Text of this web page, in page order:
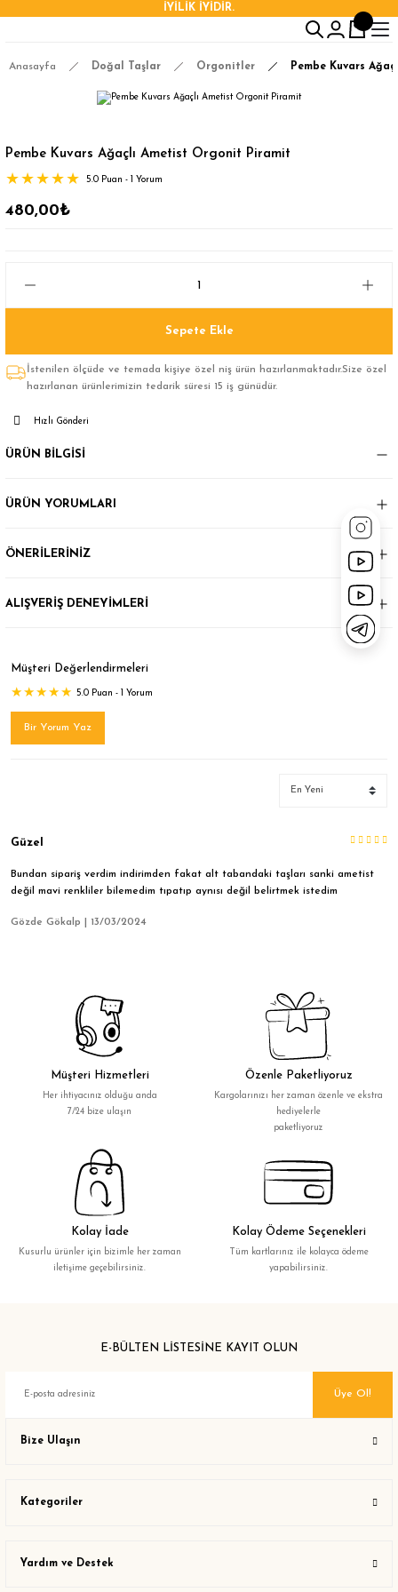
İYİLİK İYİDİR.
Anasayfa Doğal Taşlar Orgonitler Pembe Kuvars
Pembe Kuvars Ağaçlı Ametist Orgonit Piramit
5.0 Puan - 1 Yorum
480,00₺
Sepete Ekle
İstenilen ölçüde ve temada kişiye özel niş ürün hazırlanmaktadır.Size özel
hazırlanan ürünlerimizin tedarik süresi 15 iş günüdür.
Hızlı Gönderi
ÜRÜN BİLGİSİ
ÜRÜN YORUMLARI
ÖNERİLERİNİZ
ALIŞVERİŞ DENEYİMLERİ
Müşteri Değerlendirmeleri
5.0 Puan - 1 Yorum
Bir Yorum Yaz
Güzel
Bundan sipariş verdim indirimden fakat alt tabandaki taşları sanki ametist
değil mavi renkliler bilemedim tıpatıp aynısı değil belirtmek istedim
Gözde Gökalp | 13/03/2024
Müşteri Hizmetleri
Her ihtiyacınız olduğu anda
7/24 bize ulaşın
Özenle Paketliyoruz
Kargolarınızı her zaman özenle ve ekstra
hediyelerle
paketliyoruz
Kolay İade
Kusurlu ürünler için bizimle her zaman
iletişime geçebilirsiniz.
Kolay Ödeme Seçenekleri
Tüm kartlarınız ile kolayca ödeme
yapabilirsiniz.
E-BÜLTEN LİSTESİNE KAYIT OLUN
Üye Ol!
Bize Ulaşın
Kategoriler
Yardım ve Destek